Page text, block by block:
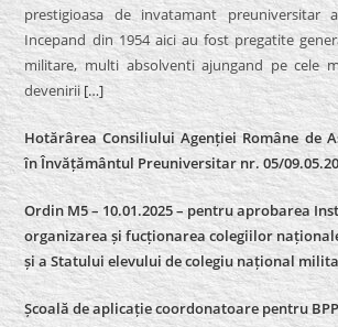
prestigioasa de invatamant preuniversitar
Incepand din 1954 aici au fost pregatite
militare, multi absolventi ajungand pe cele
devenirii[…]
Hotărârea Consiliului Agenției Române de
în Învățământul Preuniversitar nr. 05/
Ordin M5 – 10.01.2025 – pentru aprobarea
organizarea și fucționarea colegiilor
și a Statului elevului de colegiu național
Școală de aplicație coordonatoare pentru BPP